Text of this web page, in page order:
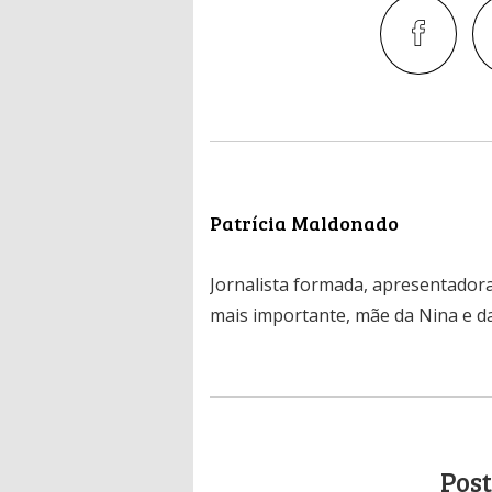
Patrícia Maldonado
Jornalista formada,
mais importante, mãe da Nina e